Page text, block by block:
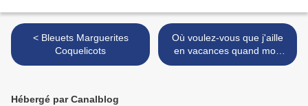
< Bleuets Marguerites
Coquelicots
Où voulez-vous que j'aille
en vacances quand mon
genou fait grève ! >
Hébergé par Canalblog